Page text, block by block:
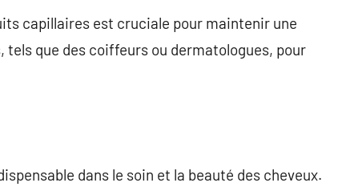
capillaires est cruciale pour maintenir une
tels que des coiffeurs ou dermatologues, pour
dans le soin et la beauté des cheveux.